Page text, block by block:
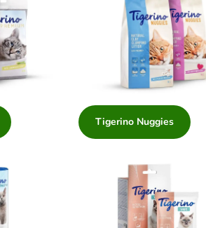
Tigerino Nuggies